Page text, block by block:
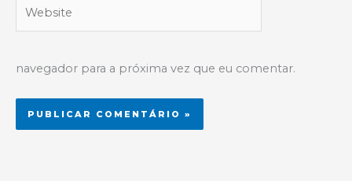
navegador para a próxima vez que eu comentar.